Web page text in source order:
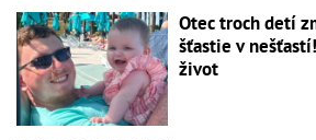
Otec troch detí
šťastie v
život